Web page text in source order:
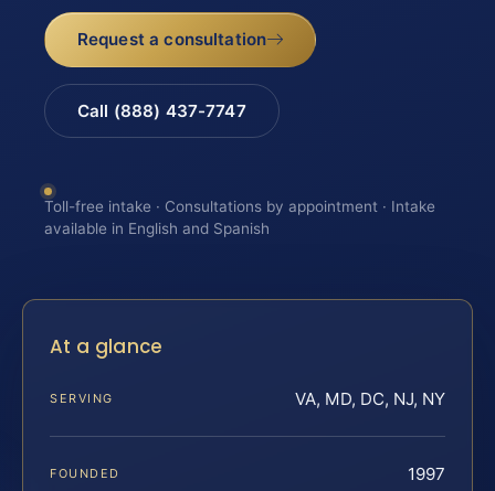
Request a consultation
Call (888) 437-7747
Toll-free intake · Consultations by appointment · Intake
available in English and Spanish
At a glance
SERVING VA, MD, DC, NJ, NY
FOUNDED 1997